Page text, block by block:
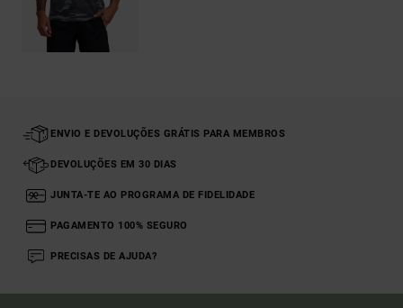
ENVIO E DEVOLUÇÕES GRÁTIS PARA MEMBROS
DEVOLUÇÕES EM 30 DIAS
JUNTA-TE AO PROGRAMA DE FIDELIDADE
PAGAMENTO 100% SEGURO
PRECISAS DE AJUDA?